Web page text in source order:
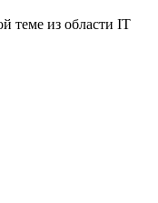
теме из области IT